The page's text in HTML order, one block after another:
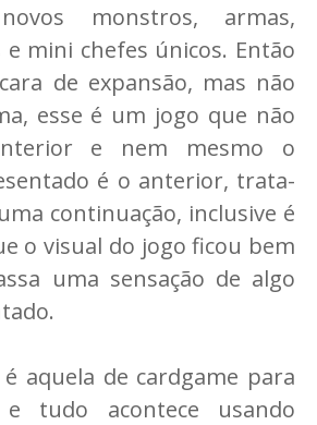
monstros, armas,
mini chefes únicos. Então
de expansão, mas não
esse é um jogo que não
e nem mesmo o
é o anterior, trata-
continuação, inclusive é
o visual do jogo ficou bem
uma sensação de algo
aquela de cardgame para
tudo acontece usando